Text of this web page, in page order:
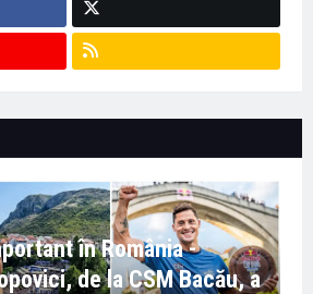
în România -
de la CSM Bacău, a